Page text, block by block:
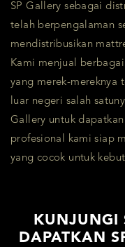
SP Gallery sebagai
telah berpengalaman
mendistribusikan
Kami menjual
yang merek-mereknya
luar negeri salah
Gallery untuk
profesional kami siap
yang cocok untuk
KUNJUNGI
DAPATKAN